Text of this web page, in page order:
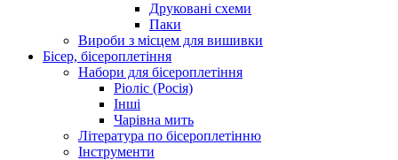
Друковані схеми
Паки
Вироби з місцем для вишивки
Бісер, бісероплетіння
Набори для бісероплетіння
Ріоліс (Росія)
Інші
Чарівна мить
Література по бісероплетінню
Інструменти